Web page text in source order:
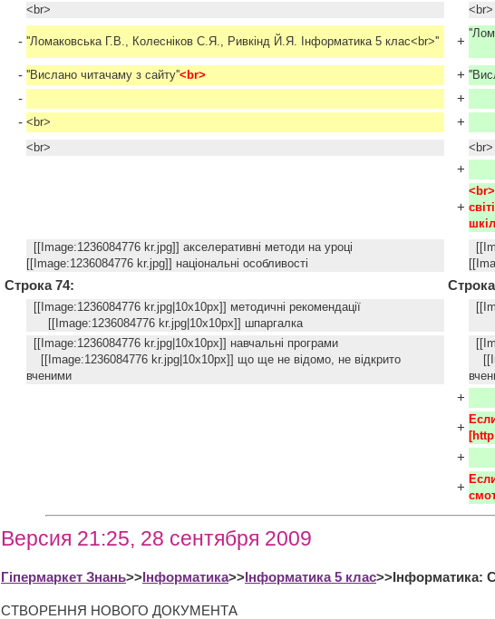
<br>
<br>
- ''Ломаковська Г.В., Колесніков С.Я., Ривкінд Й.Я. Інформатика 5 клас<br>'' +
- ''Вислано читачаму з сайту''<br> +
-
+
- <br> +
<br> <br>
+
+
[[Image:1236084776 kr.jpg]] акселеративні методи на уроці
[[Image:1236084776 kr.jpg]] національні особливості
Строка 74:
[[Image:1236084776 kr.jpg|10x10px]] методичні рекомендації
[[Image:1236084776 kr.jpg|10x10px]] шпаргалка
[[Image:1236084776 kr.jpg|10x10px]] навчальні програми
[[Image:1236084776 kr.jpg|10x10px]] що ще не відомо, не відкрито
вченими
+
+
+
+
Версия 21:25, 28 сентября 2009
Гіпермаркет Знань>>Інформатика>>Інформатика 5 клас>>Інформатика:
СТВОРЕННЯ НОВОГО ДОКУМЕНТА